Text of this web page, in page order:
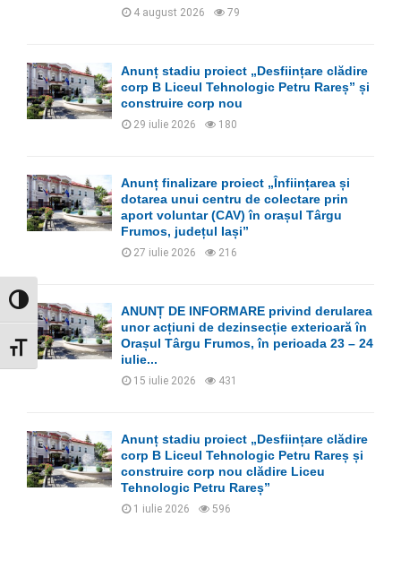
GLISOR NIVEL CONTRAST
GLISOR MĂRIME FONT
4 august 2026 79
Anunț stadiu proiect „Desființare clădire
corp B Liceul Tehnologic Petru Rareș” și
construire corp nou
29 iulie 2026 180
Anunț finalizare proiect „Înființarea și
dotarea unui centru de colectare prin
aport voluntar (CAV) în orașul Târgu
Frumos, județul Iași”
27 iulie 2026 216
ANUNȚ DE INFORMARE privind derularea
unor acțiuni de dezinsecție exterioară în
Orașul Târgu Frumos, în perioada 23 – 24
iulie...
15 iulie 2026 431
Anunț stadiu proiect „Desființare clădire
corp B Liceul Tehnologic Petru Rareș și
construire corp nou clădire Liceu
Tehnologic Petru Rareș”
1 iulie 2026 596